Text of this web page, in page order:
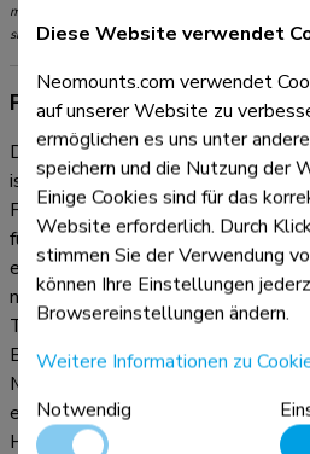
mit dem Gewicht und den VESA-Größen. Das
sind absolute Beschränkungen für die Produkte
Produktinformationen
Die Neomounts Tischhalterung,
ist eine neig-, schwenk- und
Flachbildschirme bis 32". Diese
für platzsparende Platzierung auf
einer Tischklemme oder
neig- (90°), dreh- (360°) und
Technologie ermöglicht es die
Betrachtungswinkel zu ändern, um
Möglichkeiten des Flachbildschirms
einzigartige Kabeführung verdeckt
Halterung zum Flachbildschirm.
Diese Website verwendet
Neomounts.com verwendet
auf unserer Website zu
ermöglichen es uns unter
speichern und die Nutzung der
Einige Cookies sind für das
Website erforderlich. Durch
stimmen Sie der Verwendung
können Ihre Einstellungen
Browsereinstellungen ändern.
Weitere Informationen zu
Notwendig